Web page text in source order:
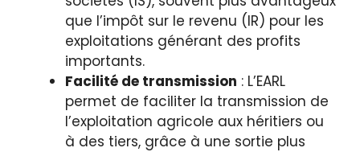
que l’impôt sur le revenu (IR) pour les
exploitations générant des profits
importants.
Facilité de transmission : L’EARL
permet de faciliter la transmission de
l’exploitation agricole aux héritiers ou
à des tiers, grâce à une sortie plus